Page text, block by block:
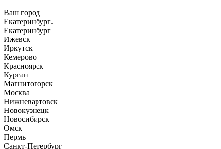
Ваш город
Екатеринбург
Екатеринбург
Ижевск
Иркутск
Кемерово
Красноярск
Курган
Магнитогорск
Москва
Нижневартовск
Новокузнецк
Новосибирск
Омск
Пермь
Санкт-Петербург